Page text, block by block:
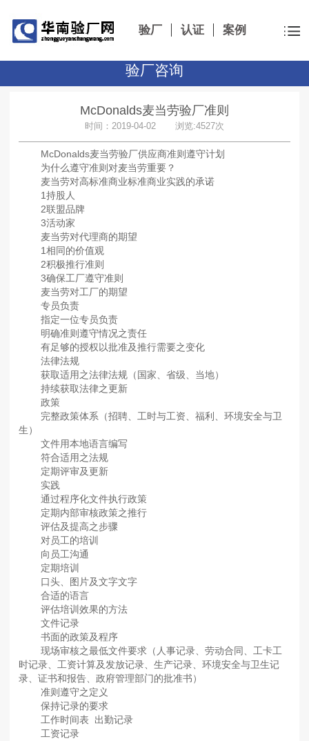
验厂 认证 案例
验厂咨询
McDonalds麦当劳验厂准则
时间：2019-04-02 浏览:4527次
McDonalds麦当劳验厂供应商准则遵守计划
为什么遵守准则对麦当劳重要？
麦当劳对高标准商业标准商业实践的承诺
1持股人
2联盟品牌
3活动家
麦当劳对代理商的期望
1相同的价值观
2积极推行准则
3确保工厂遵守准则
麦当劳对工厂的期望
专员负责
指定一位专员负责
明确准则遵守情况之责任
有足够的授权以批准及推行需要之变化
法律法规
获取适用之法律法规（国家、省级、当地）
持续获取法律之更新
政策
完整政策体系（招聘、工时与工资、福利、环境安全与卫
生）
文件用本地语言编写
符合适用之法规
定期评审及更新
实践
通过程序化文件执行政策
定期内部审核政策之推行
评估及提高之步骤
对员工的培训
向员工沟通
定期培训
口头、图片及文字文字
合适的语言
评估培训效果的方法
文件记录
书面的政策及程序
现场审核之最低文件要求（人事记录、劳动合同、工卡工
时记录、工资计算及发放记录、生产记录、环境安全与卫生记
录、证书和报告、政府管理部门的批准书）
准则遵守之定义
保持记录的要求
工作时间表 出勤记录
工资记录